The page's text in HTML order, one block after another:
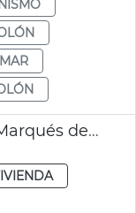
Inicio reasfaltado Gran Via Marqués del Túria